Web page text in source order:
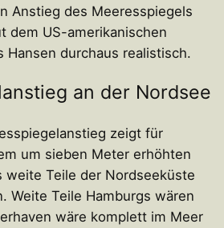
Anstieg des Meeresspiegels
dem US-amerikanischen
Hansen durchaus realistisch.
an der Nordsee
zeigt für
um sieben Meter erhöhten
weite Teile der Nordseeküste
Weite Teile Hamburgs wären
wäre komplett im Meer